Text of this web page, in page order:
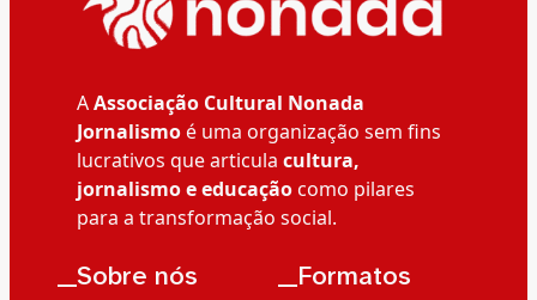
AAssociação Cultural Nonada
Jornalismoé uma organização sem fins
lucrativos que articula cultura,
jornalismo e educaçãocomo pilares
para a transformação social.
__Sobre nós __Formatos